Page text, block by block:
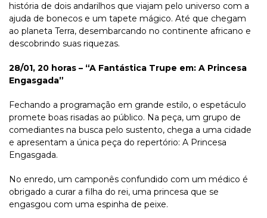
história de dois andarilhos que viajam pelo universo com a
ajuda de bonecos e um tapete mágico. Até que chegam
ao planeta Terra, desembarcando no continente africano e
descobrindo suas riquezas.
28/01, 20 horas – “A Fantástica Trupe em: A Princesa
Engasgada”
Fechando a programação em grande estilo, o espetáculo
promete boas risadas ao público. Na peça, um grupo de
comediantes na busca pelo sustento, chega a uma cidade
e apresentam a única peça do repertório: A Princesa
Engasgada.
No enredo, um camponês confundido com um médico é
obrigado a curar a filha do rei, uma princesa que se
engasgou com uma espinha de peixe.